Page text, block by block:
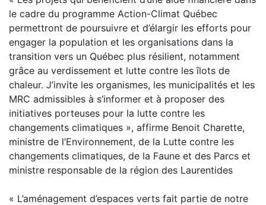
le cadre du programme Action-Climat Québec
permettront de poursuivre et d’élargir les efforts pour
engager la population et les organisations dans la
transition vers un Québec plus résilient, notamment
grâce au verdissement et lutte contre les îlots de
chaleur. J’invite les organismes, les municipalités et les
MRC admissibles à s’informer et à proposer des
initiatives porteuses pour la lutte contre les
changements climatiques », affirme Benoit Charette,
ministre de l’Environnement, de la Lutte contre les
changements climatiques, de la Faune et des Parcs et
ministre responsable de la région des Laurentides
« L’aménagement d’espaces verts fait partie de notre